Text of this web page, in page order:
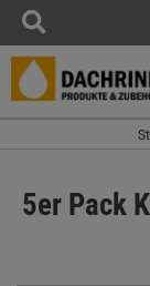
5er Pack